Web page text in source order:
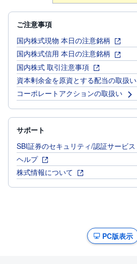
ご注意事項
国内株式現物 本日の注意銘柄
国内株式信用 本日の注意銘柄
国内株式 取引注意事項
資本剰余金を原資とする配当の取扱い
コーポレートアクションの取扱い
サポート
SBI証券のセキュリティ/認証サービス
ヘルプ
株式情報について
PC版表示